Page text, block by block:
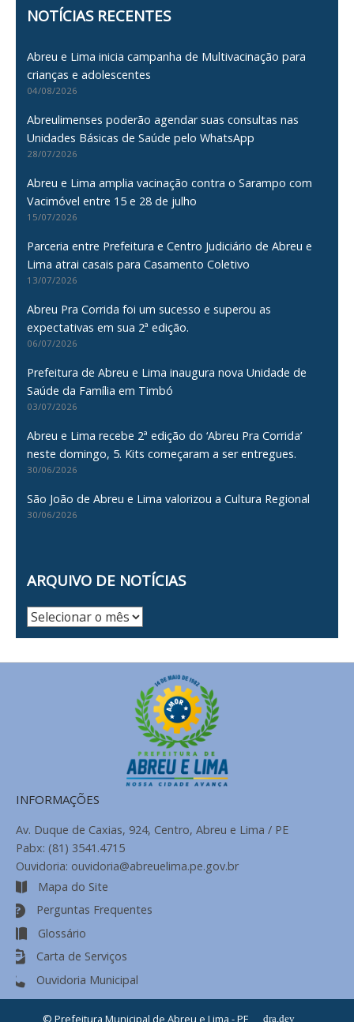
NOTÍCIAS RECENTES
Abreu e Lima inicia campanha de Multivacinação para
crianças e adolescentes
04/08/2026
Abreulimenses poderão agendar suas consultas nas
Unidades Básicas de Saúde pelo WhatsApp
28/07/2026
Abreu e Lima amplia vacinação contra o Sarampo com
Vacimóvel entre 15 e 28 de julho
15/07/2026
Parceria entre Prefeitura e Centro Judiciário de Abreu e
Lima atrai casais para Casamento Coletivo
13/07/2026
Abreu Pra Corrida foi um sucesso e superou as
expectativas em sua 2ª edição.
06/07/2026
Prefeitura de Abreu e Lima inaugura nova Unidade de
Saúde da Família em Timbó
03/07/2026
Abreu e Lima recebe 2ª edição do ‘Abreu Pra Corrida’
neste domingo, 5. Kits começaram a ser entregues.
30/06/2026
São João de Abreu e Lima valorizou a Cultura Regional
30/06/2026
ARQUIVO DE NOTÍCIAS
Arquivo
INFORMAÇÕES
Av. Duque de Caxias, 924, Centro, Abreu e Lima / PE
Pabx: (81) 3541.4715
Ouvidoria: ouvidoria@abreuelima.pe.gov.br
Mapa do Site
Perguntas Frequentes
Glossário
Carta de Serviços
Ouvidoria Municipal
© Prefeitura Municipal de Abreu e Lima - PE dra.dev